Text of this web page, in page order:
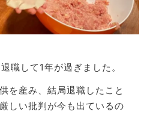
職して1年が過ぎました。
を産み、結局退職したこと
しい批判が今も出ているの